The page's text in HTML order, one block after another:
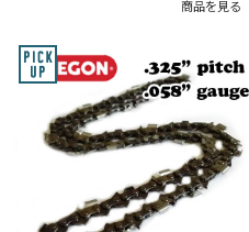
商品を見る